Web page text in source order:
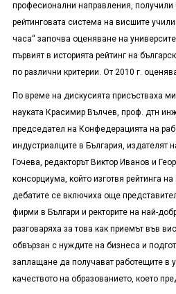
професионални направления, получили
рейтинговата система на висшите
часа“ започва оценяване на
първият в историята рейтинг на
по различни критерии. От 2010 г.
По време на дискусията присъстваха
науката Красимир Вълчев, проф. дтн
председател на Конфедерацията на
индустриалците в България, издателят
Гочева, редакторът Виктор Иванов и
консорциума, който изготвя рейтинга
дебатите се включиха още
фирми в Българи и ректорите на най-
разговаряха за това как приемът във
обвързан с нуждите на бизнеса и
заплащане да получават работещите в
качеството на образованието, което